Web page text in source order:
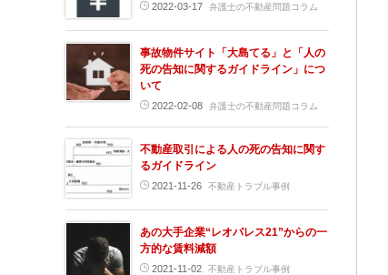
2022-03-17 弁護士の不動産問題コラム
事故物件サイト「大島てる」と「人の
死の告知に関するガイドライン」につ
いて
2022-02-08 弁護士の不動産問題コラム
不動産取引による人の死の告知に関す
るガイドライン
2021-11-26 不動産トラブル事例
あの大手企業“レオパレス21”からの一
方的な賃料減額
2021-11-02 不動産トラブル事例